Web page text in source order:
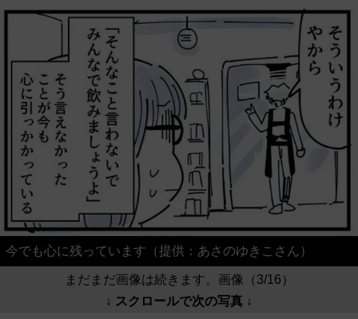
今でも心に残っています（提供：あさのゆきこさん）
まだまだ画像は続きます。画像（3/16）
↓ スクロールで次の写真 ↓